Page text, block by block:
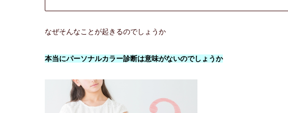
なぜそんなことが起きるのでしょうか
本当にパーソナルカラー診断は意味がないのでしょうか